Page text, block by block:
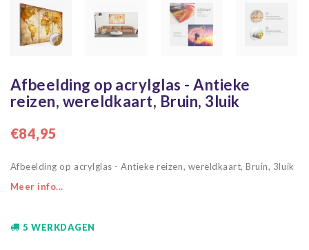
Afbeelding op acrylglas - Antieke
reizen, wereldkaart, Bruin, 3luik
€84,95
Afbeelding op acrylglas - Antieke reizen, wereldkaart, Bruin, 3luik
Meer info...
5 WERKDAGEN